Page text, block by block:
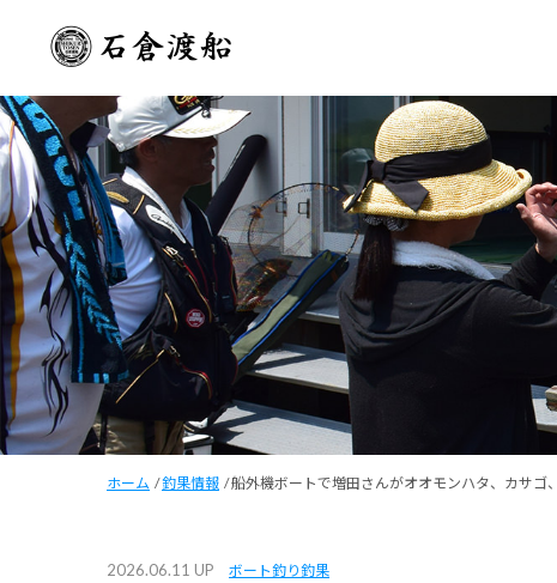
ホーム /釣果情報 /船外機ボートで増田さんがオオモンハタ、カサゴ
2026.06.11 UP ボート釣り釣果